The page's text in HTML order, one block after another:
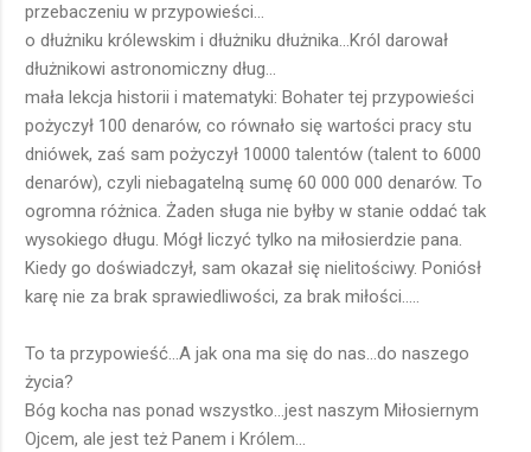
przebaczeniu w przypowieści...
o dłużniku królewskim i dłużniku dłużnika...Król darował
dłużnikowi astronomiczny dług...
mała lekcja historii i matematyki: Bohater tej przypowieści
pożyczył 100 denarów, co równało się wartości pracy stu
dniówek, zaś sam pożyczył 10000 talentów (talent to 6000
denarów), czyli niebagatelną sumę 60 000 000 denarów. To
ogromna różnica. Żaden sługa nie byłby w stanie oddać tak
wysokiego długu. Mógł liczyć tylko na miłosierdzie pana.
Kiedy go doświadczył, sam okazał się nielitościwy. Poniósł
karę nie za brak sprawiedliwości, za brak miłości.....
To ta przypowieść...A jak ona ma się do nas...do naszego
życia?
Bóg kocha nas ponad wszystko...jest naszym Miłosiernym
Ojcem, ale jest też Panem i Królem...